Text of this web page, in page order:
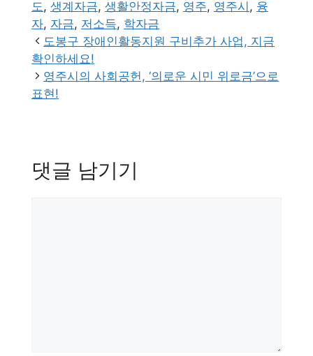
테
고
리
그
도, 생계자금, 생활안정자금, 영주, 영주시 , 융
자, 자금, 저소득, 학자금
도봉구 장애인활동지원 구비추가 사업, 지금
확인하세요!
영주시의 사회공헌, ‘의로운 시민 위로금’으로
표현!
댓글 남기기